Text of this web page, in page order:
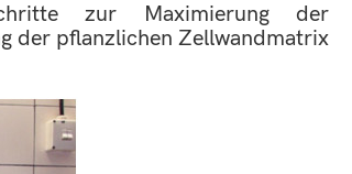
zur Maximierung der
der pflanzlichen Zellwandmatrix